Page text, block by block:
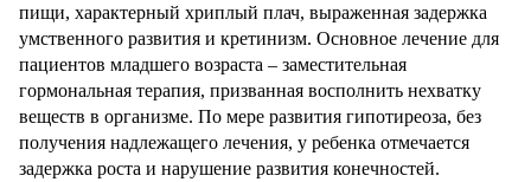
пищи, характерный хриплый плач, выраженная задержка
умственного развития и кретинизм. Основное лечение для
пациентов младшего возраста – заместительная
гормональная терапия, призванная восполнить нехватку
веществ в организме. По мере развития гипотиреоза, без
получения надлежащего лечения, у ребенка отмечается
задержка роста и нарушение развития конечностей.